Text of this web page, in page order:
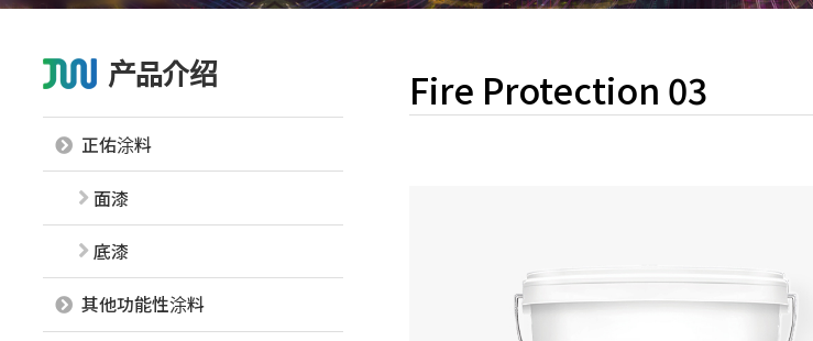
Fire Protection 03
产品介绍
正佑涂料
面漆
底漆
其他功能性涂料